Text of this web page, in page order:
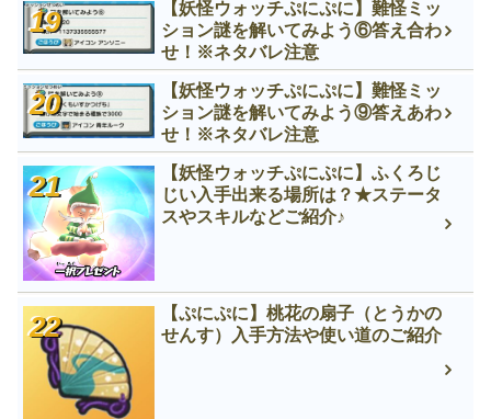
【妖怪ウォッチぷにぷに】難怪ミッ
ション謎を解いてみよう⑥答え合わ
せ！※ネタバレ注意
【妖怪ウォッチぷにぷに】難怪ミッ
ション謎を解いてみよう⑨答えあわ
せ！※ネタバレ注意
【妖怪ウォッチぷにぷに】ふくろじ
じい入手出来る場所は？★ステータ
スやスキルなどご紹介♪
【ぷにぷに】桃花の扇子（とうかの
せんす）入手方法や使い道のご紹介